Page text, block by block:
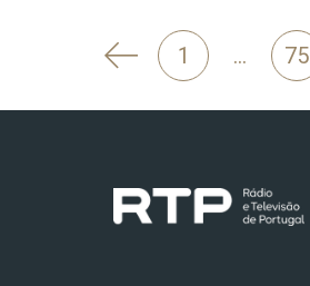
'
Anterior
1 … 75